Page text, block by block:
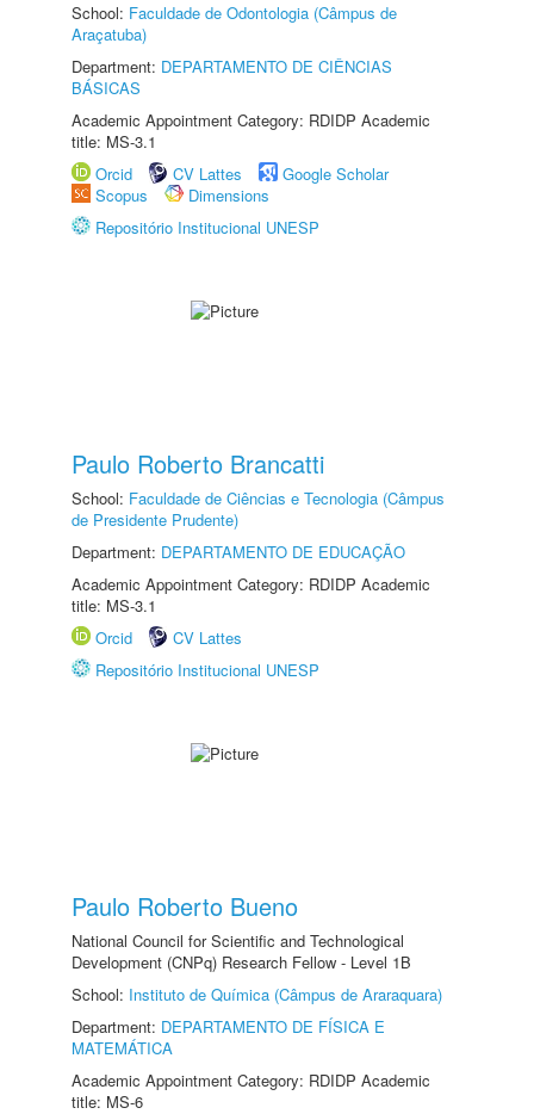
School: Faculdade de Odontologia (Câmpus de
Araçatuba)
Department: DEPARTAMENTO DE CIÊNCIAS
BÁSICAS
Academic Appointment Category: RDIDP Academic
title: MS-3.1
Orcid
CV Lattes
Google Scholar
Scopus
Dimensions
Repositório Institucional UNESP
Paulo Roberto Brancatti
School: Faculdade de Ciências e Tecnologia (Câmpus
de Presidente Prudente)
Department: DEPARTAMENTO DE EDUCAÇÃO
Academic Appointment Category: RDIDP Academic
title: MS-3.1
Orcid
CV Lattes
Repositório Institucional UNESP
Paulo Roberto Bueno
National Council for Scientific and Technological
Development (CNPq) Research Fellow - Level 1B
School: Instituto de Química (Câmpus de Araraquara)
Department: DEPARTAMENTO DE FÍSICA E
MATEMÁTICA
Academic Appointment Category: RDIDP Academic
title: MS-6